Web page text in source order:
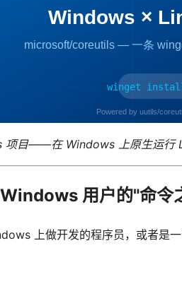
项目——在 Windows 上原生运行
用户的"命令
上做开发的程序员，或者是